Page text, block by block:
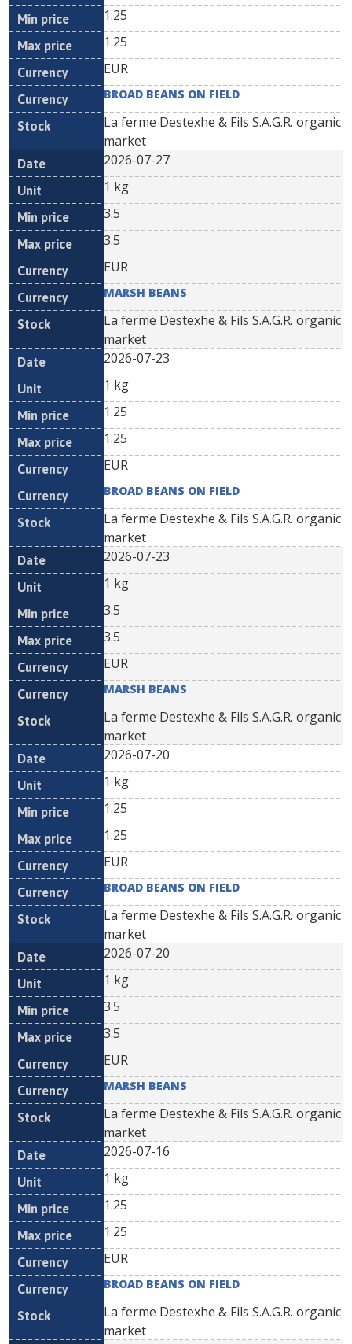
1.25
1.25
EUR
BROAD BEANS ON FIELD
La ferme Destexhe & Fils S.A.G.R. organic
market
2026-07-27
1 kg
3.5
3.5
EUR
MARSH BEANS
La ferme Destexhe & Fils S.A.G.R. organic
market
2026-07-23
1 kg
1.25
1.25
EUR
BROAD BEANS ON FIELD
La ferme Destexhe & Fils S.A.G.R. organic
market
2026-07-23
1 kg
3.5
3.5
EUR
MARSH BEANS
La ferme Destexhe & Fils S.A.G.R. organic
market
2026-07-20
1 kg
1.25
1.25
EUR
BROAD BEANS ON FIELD
La ferme Destexhe & Fils S.A.G.R. organic
market
2026-07-20
1 kg
3.5
3.5
EUR
MARSH BEANS
La ferme Destexhe & Fils S.A.G.R. organic
market
2026-07-16
1 kg
1.25
1.25
EUR
BROAD BEANS ON FIELD
La ferme Destexhe & Fils S.A.G.R. organic
market